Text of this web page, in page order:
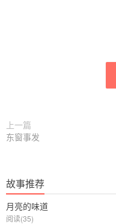
上一篇
东窗事发
故事推荐
月亮的味道
阅读(35)